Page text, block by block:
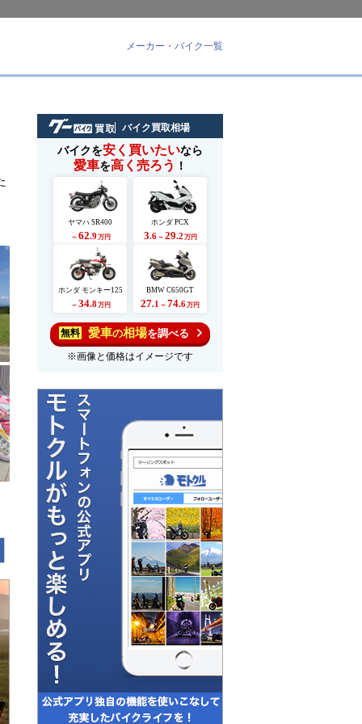
メーカー・バイク一覧
バイク買取相場
バイクを安く買いたいなら
愛車を高く売ろう ！
ヤマハ SR400
～ 62.9 万円
ホンダ PCX
3.6 ～ 29.2 万円
ホンダ モンキー125
～ 34.8万円
BMW C650GT
27.1 ～ 74.6万円
無料 愛車の相場を調べる
※画像と価格はイメージです